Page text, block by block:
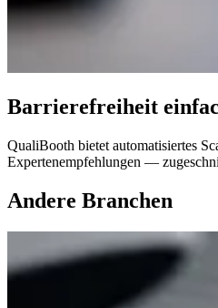
Barrierefreiheit
QualiBooth bietet automatisiertes
Expertenempfehlungen —
Andere Branchen